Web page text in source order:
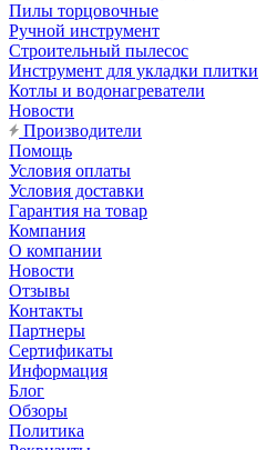
Пилы торцовочные
Ручной инструмент
Строительный пылесос
Инструмент для укладки плитки
Котлы и водонагреватели
Новости
Производители
Помощь
Условия оплаты
Условия доставки
Гарантия на товар
Компания
О компании
Новости
Отзывы
Контакты
Партнеры
Сертификаты
Информация
Блог
Обзоры
Политика